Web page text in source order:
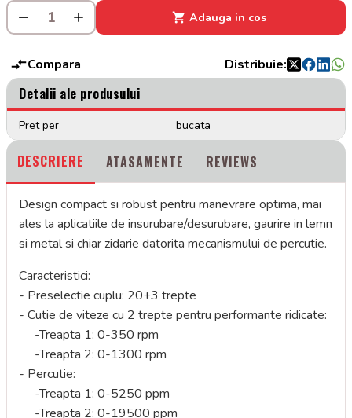
Adauga in cos
Compara Distribuie:
Detalii ale produsului
Pret per bucata
DESCRIERE ATASAMENTE REVIEWS
Design compact si robust pentru manevrare optima, mai
ales la aplicatiile de insurubare/desurubare, gaurire in lemn
si metal si chiar zidarie datorita mecanismului de percutie.
Caracteristici:
- Preselectie cuplu: 20+3 trepte
- Cutie de viteze cu 2 trepte pentru performante ridicate:
-Treapta 1: 0-350 rpm
-Treapta 2: 0-1300 rpm
- Percutie:
-Treapta 1: 0-5250 ppm
-Treapta 2: 0-19500 ppm